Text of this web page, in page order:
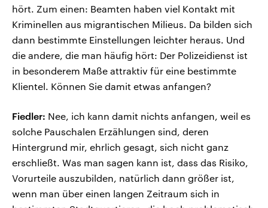
hört. Zum einen: Beamten haben viel Kontakt mit
Kriminellen aus migrantischen Milieus. Da bilden sich
dann bestimmte Einstellungen leichter heraus. Und
die andere, die man häufig hört: Der Polizeidienst ist
in besonderem Maße attraktiv für eine bestimmte
Klientel. Können Sie damit etwas anfangen?
Fiedler: Nee, ich kann damit nichts anfangen, weil es
solche Pauschalen Erzählungen sind, deren
Hintergrund mir, ehrlich gesagt, sich nicht ganz
erschließt. Was man sagen kann ist, dass das Risiko,
Vorurteile auszubilden, natürlich dann größer ist,
wenn man über einen langen Zeitraum sich in